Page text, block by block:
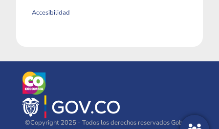
Accesibilidad
©Copyright 2025 - Todos los derechos reservados Gobierno